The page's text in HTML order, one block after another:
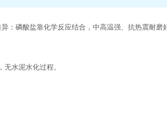
磷酸盐靠化学反应结合，中高温强、抗热震耐磨
水泥水化过程。